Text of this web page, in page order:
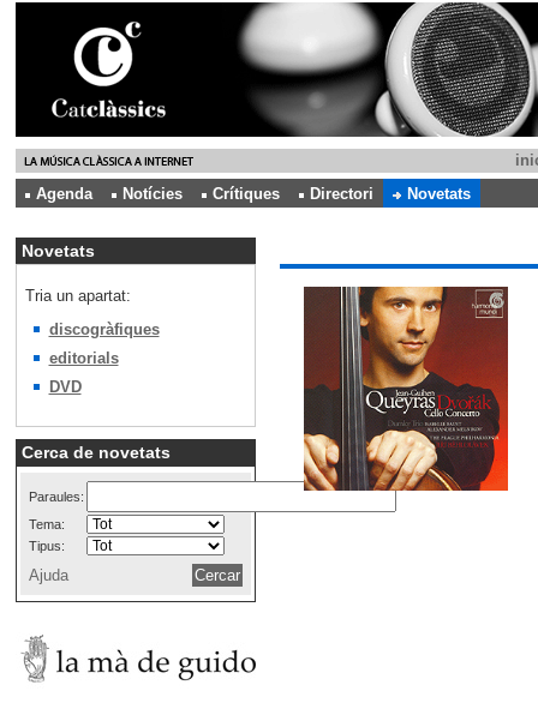
Agenda
Notícies Crítiques Directori Novetats
Novetats
Tria un apartat:
discogràfiques
editorials
DVD
Cerca de novetats
Paraules:
Tema:
Tipus:
Ajuda